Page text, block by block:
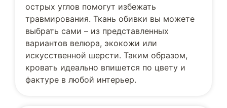
острых углов помогут избежать
травмирования. Ткань обивки вы можете
выбрать сами – из представленных
вариантов велюра, экокожи или
искусственной шерсти. Таким образом,
кровать идеально впишется по цвету и
фактуре в любой интерьер.